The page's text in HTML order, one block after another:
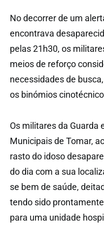
No decorrer de um
encontrava
pelas 21h30, os
meios de reforço
necessidades de
os binómios
Os militares da Guarda
Municipais de Tomar,
rasto do idoso
do dia com a sua
se bem de saúde,
tendo sido
para uma unidade